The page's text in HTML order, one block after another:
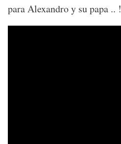
para Alexandro y su papa .. !